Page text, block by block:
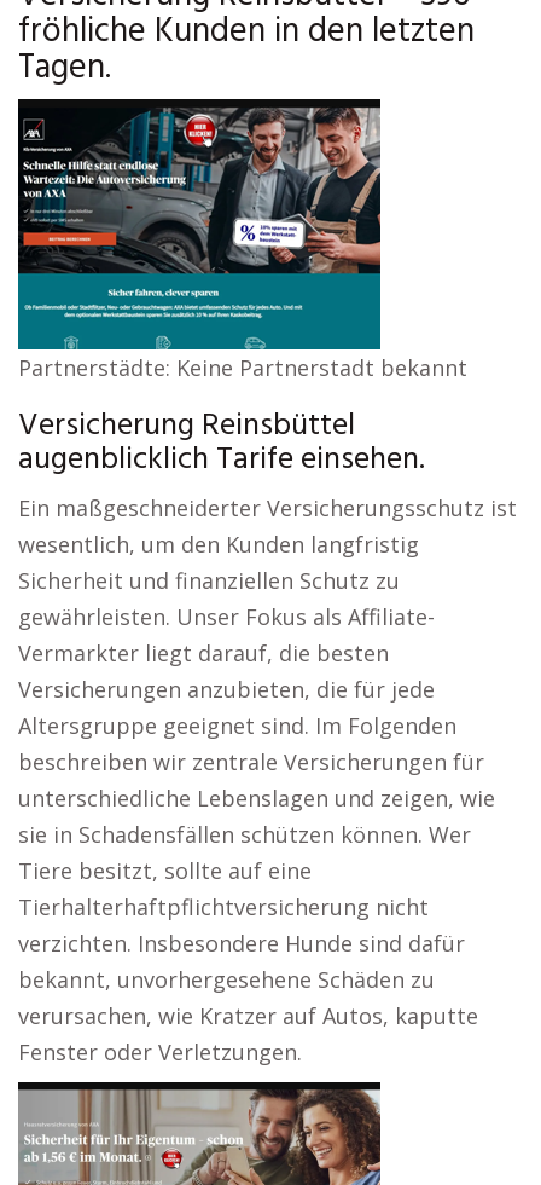
fröhliche Kunden in den letzten
Tagen.
Partnerstädte: Keine Partnerstadt bekannt
Versicherung Reinsbüttel
augenblicklich Tarife einsehen.
Ein maßgeschneiderter Versicherungsschutz ist
wesentlich, um den Kunden langfristig
Sicherheit und finanziellen Schutz zu
gewährleisten. Unser Fokus als Affiliate-
Vermarkter liegt darauf, die besten
Versicherungen anzubieten, die für jede
Altersgruppe geeignet sind. Im Folgenden
beschreiben wir zentrale Versicherungen für
unterschiedliche Lebenslagen und zeigen, wie
sie in Schadensfällen schützen können. Wer
Tiere besitzt, sollte auf eine
Tierhalterhaftpflichtversicherung nicht
verzichten. Insbesondere Hunde sind dafür
bekannt, unvorhergesehene Schäden zu
verursachen, wie Kratzer auf Autos, kaputte
Fenster oder Verletzungen.